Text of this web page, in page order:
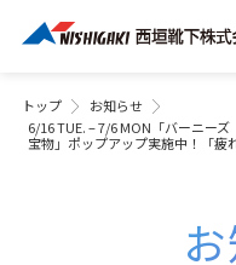
トップ
お知らせ
6/16 TUE. – 7/6 MON「バーニー
宝物」ポップアップ実施中！「疲